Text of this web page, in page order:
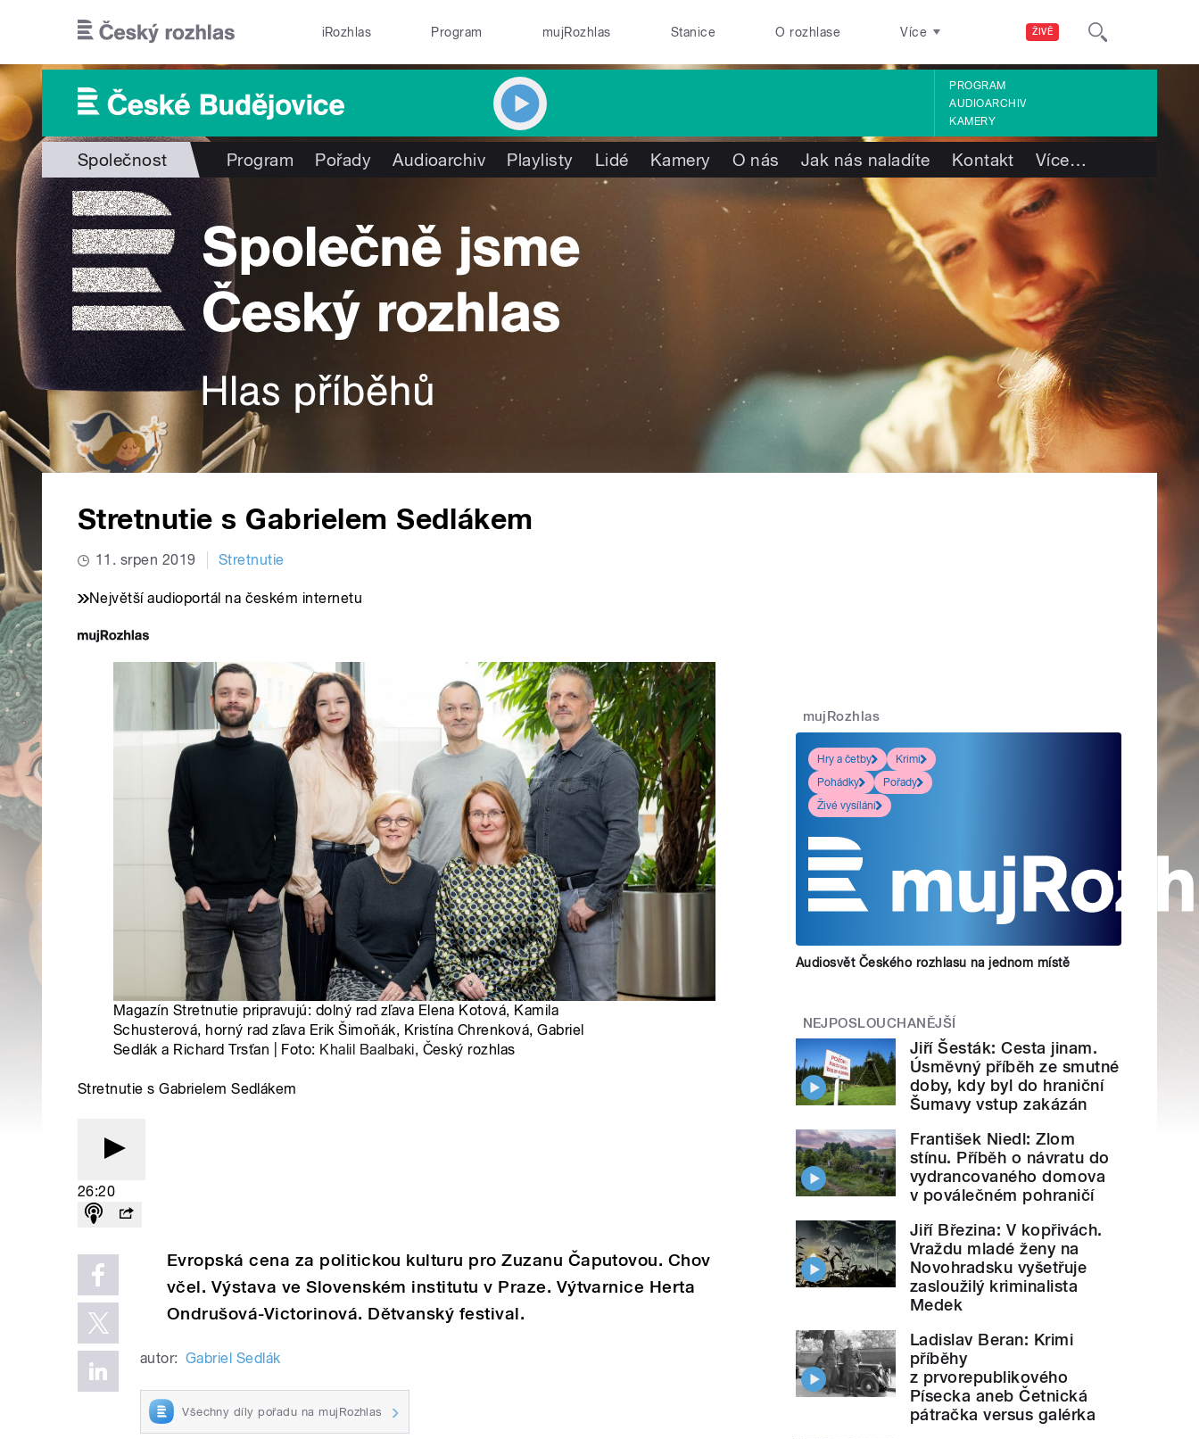
ŽIVĚ
iRozhlas Program mujRozhlas Stanice O rozhlase Více
PROGRAM
AUDIOARCHIV
KAMERY
Společnost Program Pořady Audioarchiv Playlisty Lidé Kamery O nás Jak nás naladíte Kontakt Více…
Stretnutie s Gabrielem Sedlákem
11. srpen 2019 Stretnutie
Největší audioportál na českém internetu
Magazín Stretnutie pripravujú: dolný rad zľava Elena Kotová, Kamila
Schusterová, horný rad zľava Erik Šimoňák, Kristína Chrenková, Gabriel
Sedlák a Richard Trsťan | Foto: Khalil Baalbaki, Český rozhlas
Stretnutie s Gabrielem Sedlákem
26:20
Evropská cena za politickou kulturu pro Zuzanu Čaputovou. Chov
včel. Výstava ve Slovenském institutu v Praze. Výtvarnice Herta
Ondrušová-Victorinová. Dětvanský festival.
autor: Gabriel Sedlák
Všechny díly pořadu na mujRozhlas
mujRozhlas
Hry a četby
Krimi
Pohádky
Pořady
Živé vysílání
Audiosvět Českého rozhlasu na jednom místě
NEJPOSLOUCHANĚJŠÍ
Jiří Šesták: Cesta jinam.
Úsměvný příběh ze smutné
doby, kdy byl do hraniční
Šumavy vstup zakázán
František Niedl: Zlom
stínu. Příběh o návratu do
vydrancovaného domova
v poválečném pohraničí
Jiří Březina: V kopřivách.
Vraždu mladé ženy na
Novohradsku vyšetřuje
zasloužilý kriminalista
Medek
Ladislav Beran: Krimi
příběhy
z prvorepublikového
Písecka aneb Četnická
pátračka versus galérka